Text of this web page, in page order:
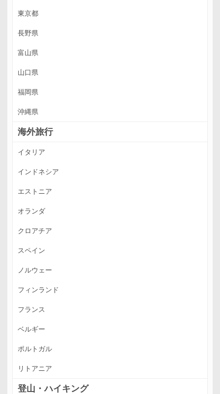
東京都
長野県
富山県
山口県
福岡県
沖縄県
海外旅行
イタリア
インドネシア
エストニア
オランダ
クロアチア
スペイン
ノルウェー
フィンランド
フランス
ベルギー
ポルトガル
リトアニア
登山・ハイキング